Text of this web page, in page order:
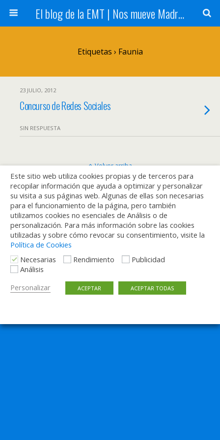
El blog de la EMT | Nos mueve Madrid
Etiquetas › Faunia
23 JULIO, 2012
Concurso de Redes Sociales
SIN RESPUESTA
Volver arriba
Móvil Escritorio
Este sitio web utiliza cookies propias y de terceros para
recopilar información que ayuda a optimizar y personalizar
su visita a sus páginas web. Algunas de ellas son necesarias
para el funcionamiento de la página, pero también
utilizamos cookies no esenciales de Análisis o de
personalización. Para más información sobre las cookies
utilizadas y sobre cómo revocar su consentimiento, visite la
Política de Cookies
Necesarias
Rendimiento
Publicidad
Análisis
Personalizar
ACEPTAR ACEPTAR TODAS